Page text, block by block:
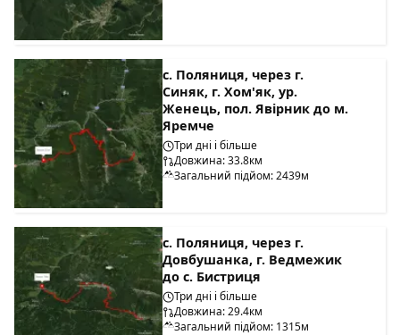
с. Поляниця, через г.
Синяк, г. Хом'як, ур.
Женець, пол. Явірник до м.
Яремче
Три дні і більше
Довжина: 33.8км
Загальний підйом: 2439м
с. Поляниця, через г.
Довбушанка, г. Ведмежик
до с. Бистриця
Три дні і більше
Довжина: 29.4км
Загальний підйом: 1315м